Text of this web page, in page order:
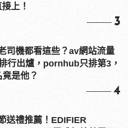
上！
3
司機都看這些？av網站流量
行出爐，pornhub只排第3，
是他？
4
送禮推薦！EDIFIER